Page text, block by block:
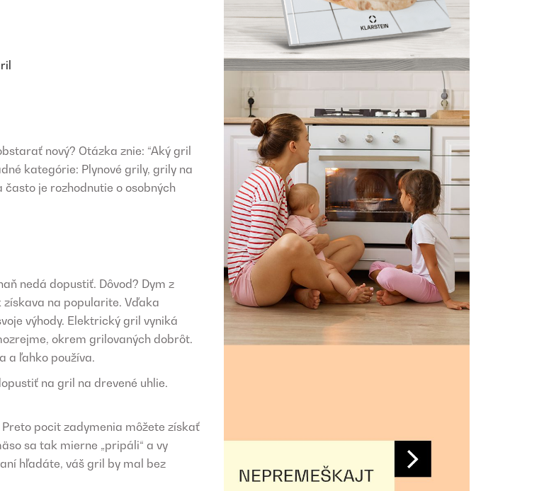
nový? Otázka znie: “Aký gril
kategórie: Plynové grily, grily na
je rozhodnutie o osobných
nedá dopustiť. Dôvod? Dym z
na popularite. Vďaka
výhody. Elektrický gril vyniká
okrem grilovaných dobrôt.
a ľahko používa.
na gril na drevené uhlie.
pocit zadymenia môžete získať
sa tak mierne „pripáli“ a vy
hľadáte, váš gril by mal bez